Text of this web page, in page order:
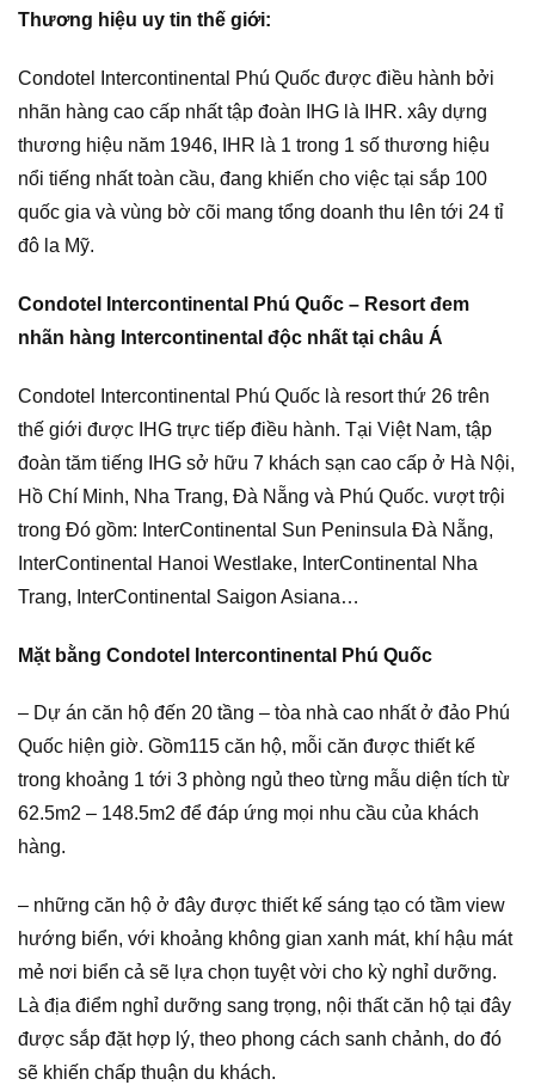
Thương hiệu uy tin thế giới:
Condotel Intercontinental Phú Quốc được điều hành bởi
nhãn hàng cao cấp nhất tập đoàn IHG là IHR. xây dựng
thương hiệu năm 1946, IHR là 1 trong 1 số thương hiệu
nổi tiếng nhất toàn cầu, đang khiến cho việc tại sắp 100
quốc gia và vùng bờ cõi mang tổng doanh thu lên tới 24 tỉ
đô la Mỹ.
Condotel Intercontinental Phú Quốc – Resort đem
nhãn hàng Intercontinental độc nhất tại châu Á
Condotel Intercontinental Phú Quốc là resort thứ 26 trên
thế giới được IHG trực tiếp điều hành. Tại Việt Nam, tập
đoàn tăm tiếng IHG sở hữu 7 khách sạn cao cấp ở Hà Nội,
Hồ Chí Minh, Nha Trang, Đà Nẵng và Phú Quốc. vượt trội
trong Đó gồm: InterContinental Sun Peninsula Đà Nẵng,
InterContinental Hanoi Westlake, InterContinental Nha
Trang, InterContinental Saigon Asiana…
Mặt bằng Condotel Intercontinental Phú Quốc
– Dự án căn hộ đến 20 tầng – tòa nhà cao nhất ở đảo Phú
Quốc hiện giờ. Gồm115 căn hộ, mỗi căn được thiết kế
trong khoảng 1 tới 3 phòng ngủ theo từng mẫu diện tích từ
62.5m2 – 148.5m2 để đáp ứng mọi nhu cầu của khách
hàng.
– những căn hộ ở đây được thiết kế sáng tạo có tầm view
hướng biển, với khoảng không gian xanh mát, khí hậu mát
mẻ nơi biển cả sẽ lựa chọn tuyệt vời cho kỳ nghỉ dưỡng.
Là địa điểm nghỉ dưỡng sang trọng, nội thất căn hộ tại đây
được sắp đặt hợp lý, theo phong cách sanh chảnh, do đó
sẽ khiến chấp thuận du khách.